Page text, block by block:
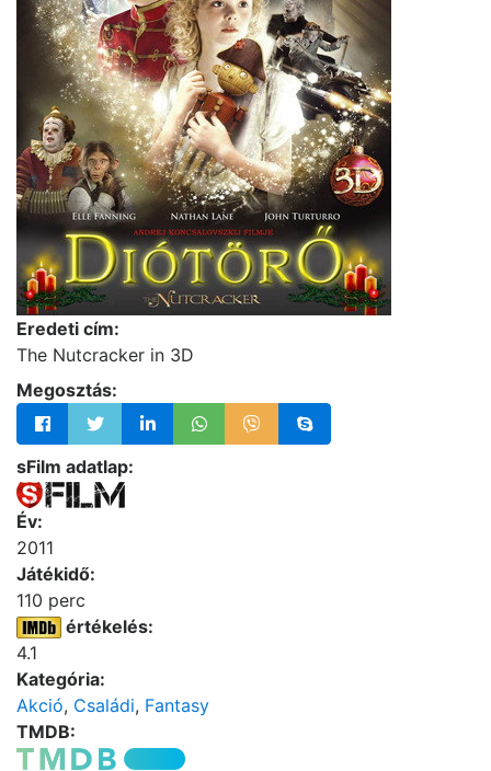
Eredeti cím:
The Nutcracker in 3D
Megosztás:
sFilm adatlap:
Év:
2011
Játékidő:
110 perc
értékelés:
4.1
Kategória:
Akció, Családi, Fantasy
TMDB: